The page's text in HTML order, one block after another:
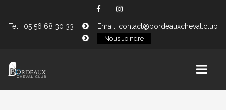
Tel : 05 56 68 30 33 Email: contact@bordeauxcheval.club
Nous Joindre